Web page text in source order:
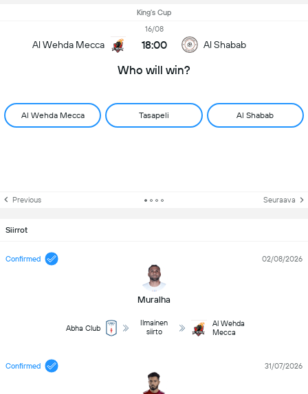
King's Cup
Al Wehda Mecca
16/08
18:00 Al Shabab
Who will win?
Al Wehda Mecca Tasapeli Al Shabab
Previous Seuraava
Siirrot
Confirmed
Muralha
02/08/2026
Abha Club
Ilmainen
siirto
Al Wehda
Mecca
Confirmed 31/07/2026